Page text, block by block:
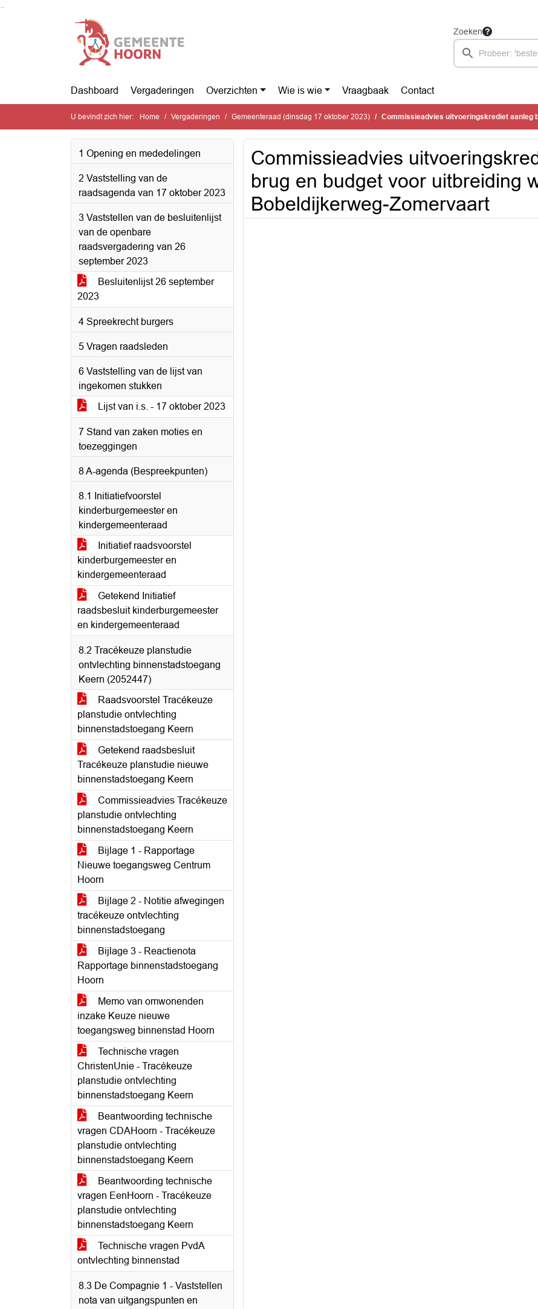
Zoeken
Dashboard Vergaderingen Overzichten Wie is wie Vraagbaak Contact
U bevindt zich hier: Home Vergaderingen Gemeenteraad (dinsdag 17 oktober 2023) Commissieadvies uitvoeringskrediet aanleg brug en budget voor uitbreiding
1 Opening en mededelingen
2 Vaststelling van de
raadsagenda van 17 oktober 2023
3 Vaststellen van de besluitenlijst
van de openbare
raadsvergadering van 26
september 2023
Besluitenlijst 26 september
2023
4 Spreekrecht burgers
5 Vragen raadsleden
6 Vaststelling van de lijst van
ingekomen stukken
Lijst van i.s. - 17 oktober 2023
7 Stand van zaken moties en
toezeggingen
8 A-agenda (Bespreekpunten)
8.1 Initiatiefvoorstel
kinderburgemeester en
kindergemeenteraad
Initiatief raadsvoorstel
kinderburgemeester en
kindergemeenteraad
Getekend Initiatief
raadsbesluit kinderburgemeester
en kindergemeenteraad
8.2 Tracékeuze planstudie
ontvlechting binnenstadstoegang
Keern (2052447)
Raadsvoorstel Tracékeuze
planstudie ontvlechting
binnenstadstoegang Keern
Getekend raadsbesluit
Tracékeuze planstudie nieuwe
binnenstadstoegang Keern
Commissieadvies Tracékeuze
planstudie ontvlechting
binnenstadstoegang Keern
Bijlage 1 - Rapportage
Nieuwe toegangsweg Centrum
Hoorn
Bijlage 2 - Notitie afwegingen
tracékeuze ontvlechting
binnenstadstoegang
Bijlage 3 - Reactienota
Rapportage binnenstadstoegang
Hoorn
Memo van omwonenden
inzake Keuze nieuwe
toegangsweg binnenstad Hoorn
Technische vragen
ChristenUnie - Tracékeuze
planstudie ontvlechting
binnenstadstoegang Keern
Beantwoording technische
vragen CDAHoorn - Tracékeuze
planstudie ontvlechting
binnenstadstoegang Keern
Beantwoording technische
vragen EenHoorn - Tracékeuze
planstudie ontvlechting
binnenstadstoegang Keern
Technische vragen PvdA
ontvlechting binnenstad
8.3 De Compagnie 1 - Vaststellen
nota van uitgangspunten en
Commissieadvies
brug en budget voor uitbreiding
Bobeldijkerweg-Zomervaart